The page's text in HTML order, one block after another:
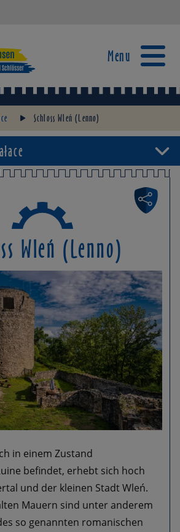
Menu
Schloss Wleń (Lenno)
Wleń (Lenno)
in einem Zustand
befindet, erhebt sich hoch
und der kleinen Stadt Wleń.
Mauern sind unter anderem
so genannten romanischen